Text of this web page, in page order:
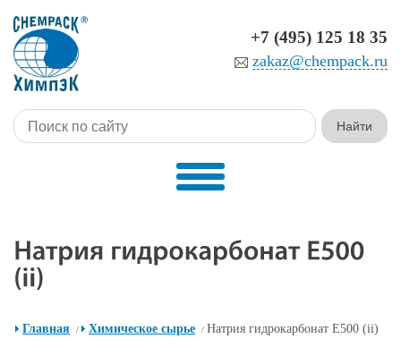
+7 (495) 125 18 35
zakaz@chempack.ru
Главная / Химическое сырье / Натрия гидрокарбонат E500 (ii)